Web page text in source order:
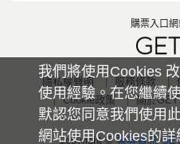
我們將使用Cookies
使用經驗。在您繼續
默認您同意我們使用
網站使用Cookies的
購票入口
隱私權聲明 服務條款
Cookie政策
關於
Copyright ©票券資訊